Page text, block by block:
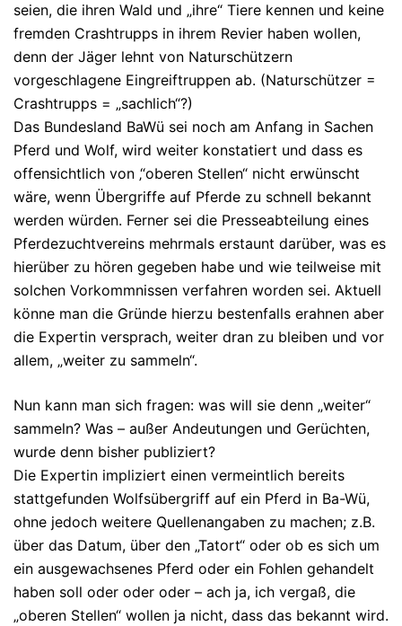
seien, die ihren Wald und „ihre“ Tiere kennen und keine
fremden Crashtrupps in ihrem Revier haben wollen,
denn der Jäger lehnt von Naturschützern
vorgeschlagene Eingreiftruppen ab. (Naturschützer =
Crashtrupps = „sachlich“?)
Das Bundesland BaWü sei noch am Anfang in Sachen
Pferd und Wolf, wird weiter konstatiert und dass es
offensichtlich von ‚“oberen Stellen“ nicht erwünscht
wäre, wenn Übergriffe auf Pferde zu schnell bekannt
werden würden. Ferner sei die Presseabteilung eines
Pferdezuchtvereins mehrmals erstaunt darüber, was es
hierüber zu hören gegeben habe und wie teilweise mit
solchen Vorkommnissen verfahren worden sei. Aktuell
könne man die Gründe hierzu bestenfalls erahnen aber
die Expertin versprach, weiter dran zu bleiben und vor
allem, „weiter zu sammeln“.
Nun kann man sich fragen: was will sie denn „weiter“
sammeln? Was – außer Andeutungen und Gerüchten,
wurde denn bisher publiziert?
Die Expertin impliziert einen vermeintlich bereits
stattgefunden Wolfsübergriff auf ein Pferd in Ba-Wü,
ohne jedoch weitere Quellenangaben zu machen; z.B.
über das Datum, über den „Tatort“ oder ob es sich um
ein ausgewachsenes Pferd oder ein Fohlen gehandelt
haben soll oder oder oder – ach ja, ich vergaß, die
„oberen Stellen“ wollen ja nicht, dass das bekannt wird.